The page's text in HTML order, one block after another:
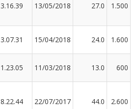
3.16.39 13/05/2018 27.0 1.500
3.07.31 15/04/2018 24.0 1.600
1.23.05 11/03/2018 13.0 600
8.22.44 22/07/2017 44.0 2.600